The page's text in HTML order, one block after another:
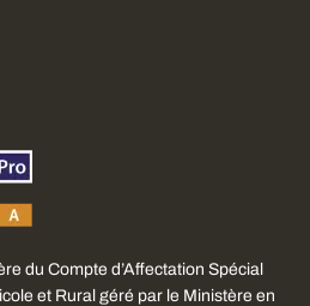
du Compte d’Affectation Spécial
et Rural géré par le Ministère en